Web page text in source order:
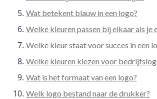
Wat betekent blauw in een logo?
Welke kleuren passen bij elkaar als je
Welke kleur staat voor succes in een
Welke kleuren kiezen voor
Wat is het formaat van een logo?
Welk logo bestand naar de drukker?